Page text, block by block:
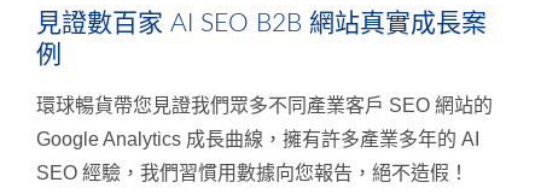
見證數百家 AI SEO B2B 網站真實成長案
例
環球暢貨帶您見證我們眾多不同產業客戶 SEO 網站的
Google Analytics 成長曲線，擁有許多產業多年的 AI
SEO 經驗，我們習慣用數據向您報告，絕不造假！